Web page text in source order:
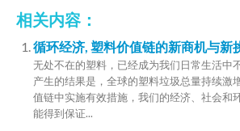
相关内容：
循环经济, 塑料价值链的新商机与新
无处不在的塑料，已经成为我们日常生活中
产生的结果是，全球的塑料垃圾总量持续激
值链中实施有效措施，我们的经济、社会和
能得到保证...